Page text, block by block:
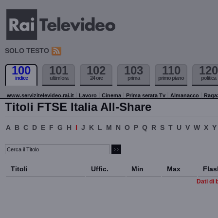
SOLO TESTO
100
indice
101
ultim'ora
102
24 ore
103
prima
110
primo piano
120
politica
www.servizitelevideo.rai.it Lavoro Cinema Prima serata Tv Almanacco
Titoli FTSE Italia All-Share
A B C D E F G H I J K L M N O P Q R S T U V W X Y
Titoli Uffic. Min Max
Dati di